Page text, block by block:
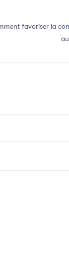
favoriser la